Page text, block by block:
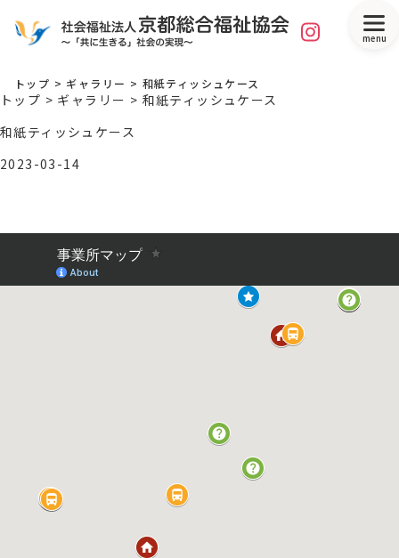
menu
トップ > ギャラリー > 和紙ティッシュケース
トップ > ギャラリー > 和紙ティッシュケース
和紙ティッシュケース
2023-03-14